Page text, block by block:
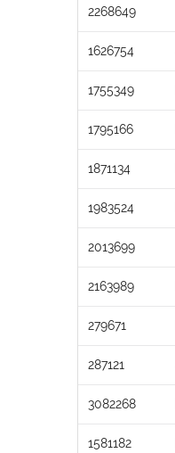
2268649
1626754
1755349
1795166
1871134
1983524
2013699
2163989
279671
287121
3082268
1581182